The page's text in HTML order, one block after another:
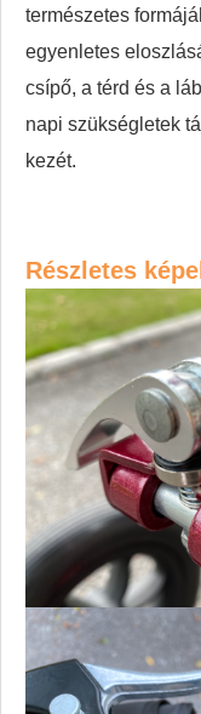
természetes
egyenletes
csípő, a térd és a
napi szükségletek
kezét.
Részletes